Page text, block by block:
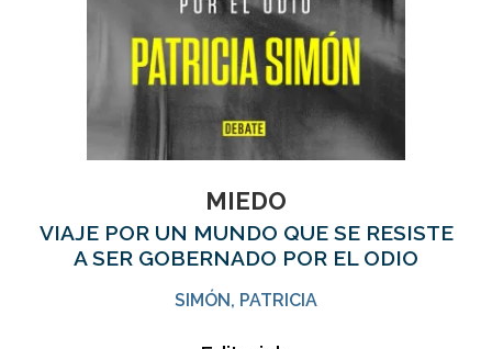
MIEDO
VIAJE POR UN MUNDO QUE SE RESISTE
A SER GOBERNADO POR EL ODIO
SIMÓN, PATRICIA